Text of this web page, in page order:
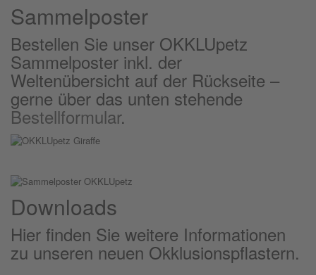
Sammelposter
Bestellen Sie unser OKKLUpetz
Sammelposter inkl. der
Weltenübersicht auf der Rückseite –
gerne über das unten stehende
Bestellformular.
Downloads
Hier finden Sie weitere Informationen
zu unseren neuen Okklusionspflastern.